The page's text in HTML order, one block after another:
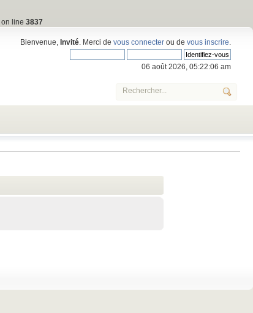
on line 3837
Bienvenue,Invité . Merci devous connecter ou devous inscrire
06 août 2026, 05:22:06 am